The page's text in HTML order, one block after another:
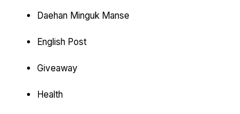
Daehan Minguk Manse
English Post
Giveaway
Health